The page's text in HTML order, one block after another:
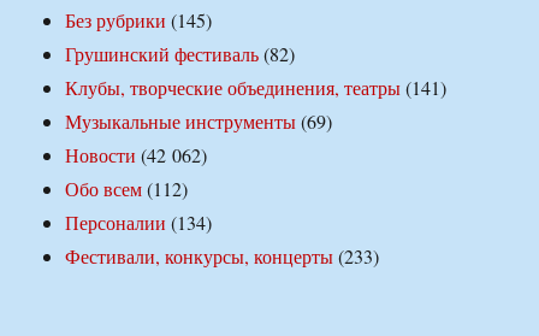
Без рубрики (145)
Грушинский фестиваль(82)
Клубы, творческие объединения, театры(141)
Музыкальные инструменты(69)
Новости (42 062)
Обо всем(112)
Персоналии (134)
Фестивали, конкурсы, концерты(233)